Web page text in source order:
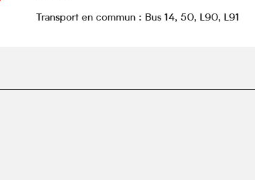
Transport en commun : Bus 14, 50, L90, L91